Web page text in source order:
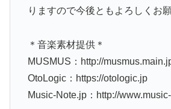
りますので今後ともよろしくお
＊音楽素材提供＊
MUSMUS：http://
OtoLogic：https://otologic.jp
Music-Note.jp：http://